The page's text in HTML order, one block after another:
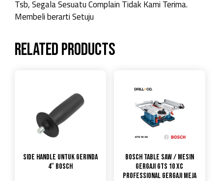
Tsb, Segala Sesuatu Complain Tidak Kami Terima.
Membeli berarti Setuju
Related products
Side Handle untuk gerinda
4″ Bosch
Bosch Table Saw / Mesin
Gergaji GTS 10 XC
PROFESSIONAL GERGAJI MEJA